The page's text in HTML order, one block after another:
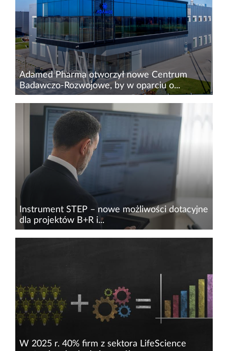
tych sektorów odnoszą sukcesy nie tylko w
Polsce, ale także na rynkach...
Adamed Pharma otworzył nowe Centrum
Badawczo-Rozwojowe, by w oparciu o...
Adamed Pharma otworzył nowoczesne
Centrum Badawczo-Rozwojowe Adamed
Discovery w Kajetanach, gdzie polscy naukowcy
pracują nad oryginalnymi lekami w obszarze
onkologii, neuropsychiatrii oraz rozwojem...
Instrument STEP – nowe możliwości dotacyjne
dla projektów B+R i...
Unia Europejska wprowadza przełomową
krajobraz innowacji w Polsce. Strategic
Technologies for Europe Platform, znana jako
STEP, reprezentuje nowe...
W 2025 r. 40% firm z sektora LifeScience